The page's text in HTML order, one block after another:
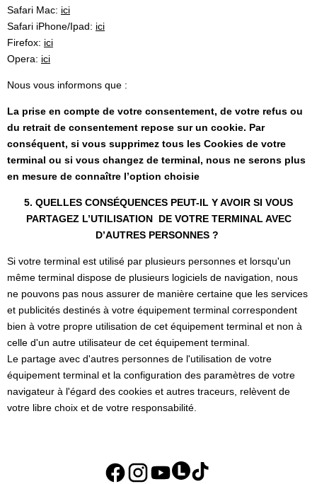
Safari Mac: ici
Safari iPhone/Ipad: ici
Firefox: ici
Opera: ici
Nous vous informons que :
La prise en compte de votre consentement, de votre refus ou
du retrait de consentement repose sur un cookie. Par
conséquent, si vous supprimez tous les Cookies de votre
terminal ou si vous changez de terminal, nous ne serons plus
en mesure de connaître l’option choisie
5. QUELLES CONSÉQUENCES PEUT-IL Y AVOIR SI VOUS
PARTAGEZ L’UTILISATION DE VOTRE TERMINAL AVEC
D’AUTRES PERSONNES ?
Si votre terminal est utilisé par plusieurs personnes et lorsqu'un
même terminal dispose de plusieurs logiciels de navigation, nous
ne pouvons pas nous assurer de manière certaine que les services
et publicités destinés à votre équipement terminal correspondent
bien à votre propre utilisation de cet équipement terminal et non à
celle d'un autre utilisateur de cet équipement terminal.
Le partage avec d'autres personnes de l'utilisation de votre
équipement terminal et la configuration des paramètres de votre
navigateur à l'égard des cookies et autres traceurs, relèvent de
votre libre choix et de votre responsabilité.